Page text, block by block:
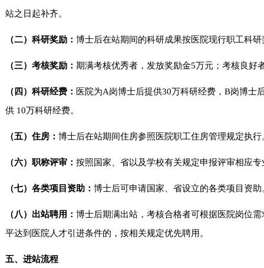
站之日起补齐。
（二）科研奖励：博士后在站期间的科研成果按医院现行职工科
（三）考核奖励：期满考核优秀者，发放奖励金5万元；考核良好
（四）科研经费： 医院为A岗博士后提供30万科研经费，B岗博士
供 10万科研经费。
（五）住房：博士后在站期间住房参照医院职工住房管理规定执行
（六）职称评审：按照国家、省以及学校有关规定申报评审相应
（七）各类项目资助：博士后可申请国家、省设立的各类项目资助
（八）出站聘用：博士后期满出站，考核合格者可根据医院岗位
平达到医院人才引进条件的，按相关规定优先聘用。
五、进站流程